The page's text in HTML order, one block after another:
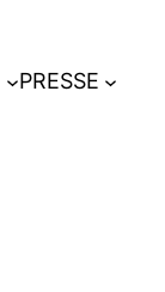
PRESSE